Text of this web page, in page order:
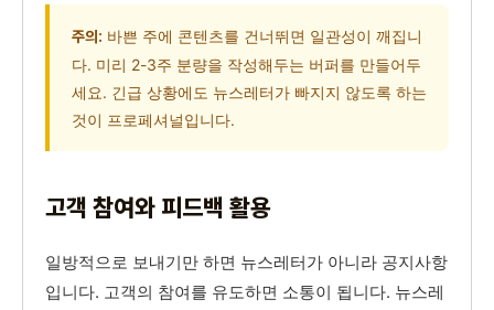
주의: 바쁜 주에 콘텐츠를 건너뛰면 일관성이 깨집니
다. 미리 2-3주 분량을 작성해두는 버퍼를 만들어두
세요. 긴급 상황에도 뉴스레터가 빠지지 않도록 하는
것이 프로페셔널입니다.
고객 참여와 피드백 활용
일방적으로 보내기만 하면 뉴스레터가 아니라 공지사항
입니다. 고객의 참여를 유도하면 소통이 됩니다. 뉴스레